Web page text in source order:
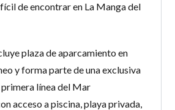
de encontrar en La Manga del
plaza de aparcamiento en
y forma parte de una exclusiva
línea del Mar
acceso a piscina, playa privada,